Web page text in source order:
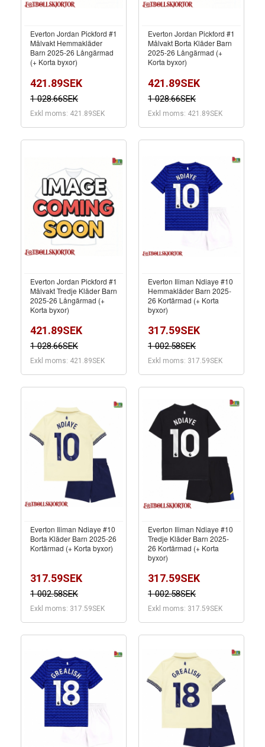
Everton Jordan Pickford #1
Målvakt Hemmakläder
Barn 2025-26 Långärmad
(+ Korta byxor)
421.89SEK
1 028.66SEK
Exkl moms: 421.89SEK
Everton Jordan Pickford #1
Målvakt Borta Kläder Barn
2025-26 Långärmad (+
Korta byxor)
421.89SEK
1 028.66SEK
Exkl moms: 421.89SEK
Everton Jordan Pickford #1
Målvakt Tredje Kläder Barn
2025-26 Långärmad (+
Korta byxor)
421.89SEK
1 028.66SEK
Exkl moms: 421.89SEK
Everton Iliman Ndiaye #10
Hemmakläder Barn 2025-
26 Kortärmad (+ Korta
byxor)
317.59SEK
1 002.58SEK
Exkl moms: 317.59SEK
Everton Iliman Ndiaye #10
Borta Kläder Barn 2025-26
Kortärmad (+ Korta byxor)
317.59SEK
1 002.58SEK
Exkl moms: 317.59SEK
Everton Iliman Ndiaye #10
Tredje Kläder Barn 2025-
26 Kortärmad (+ Korta
byxor)
317.59SEK
1 002.58SEK
Exkl moms: 317.59SEK